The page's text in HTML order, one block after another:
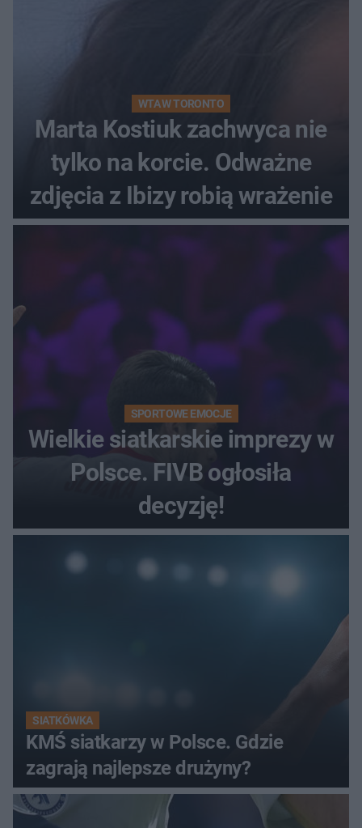
WTA W TORONTO
Marta Kostiuk zachwyca nie
tylko na korcie. Odważne
zdjęcia z Ibizy robią wrażenie
SPORTOWE EMOCJE
Wielkie siatkarskie imprezy w
Polsce. FIVB ogłosiła
decyzję!
SIATKÓWKA
KMŚ siatkarzy w Polsce. Gdzie
zagrają najlepsze drużyny?